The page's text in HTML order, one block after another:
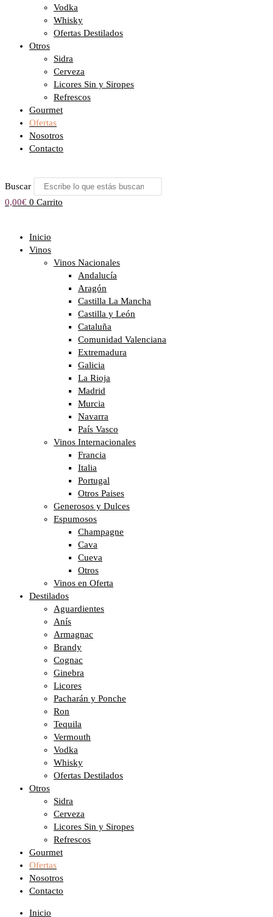
Vodka
Whisky
Ofertas Destilados
Otros
Sidra
Cerveza
Licores Sin y Siropes
Refrescos
Gourmet
Ofertas
Nosotros
Contacto
Buscar
0,00€ 0 Carrito
Inicio
Vinos
Vinos Nacionales
Andalucía
Aragón
Castilla La Mancha
Castilla y León
Cataluña
Comunidad Valenciana
Extremadura
Galicia
La Rioja
Madrid
Murcia
Navarra
País Vasco
Vinos Internacionales
Francia
Italia
Portugal
Otros Paises
Generosos y Dulces
Espumosos
Champagne
Cava
Cueva
Otros
Vinos en Oferta
Destilados
Aguardientes
Anís
Armagnac
Brandy
Cognac
Ginebra
Licores
Pacharán y Ponche
Ron
Tequila
Vermouth
Vodka
Whisky
Ofertas Destilados
Otros
Sidra
Cerveza
Licores Sin y Siropes
Refrescos
Gourmet
Ofertas
Nosotros
Contacto
Inicio